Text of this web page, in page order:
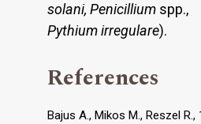
solani, Penicillium spp.,
Pythium irregulare).
References
Bajus A., Mikos M., Reszel R.,